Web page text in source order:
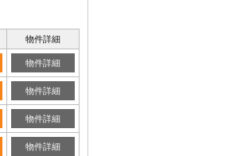
物件詳細
物件詳細
物件詳細
物件詳細
物件詳細